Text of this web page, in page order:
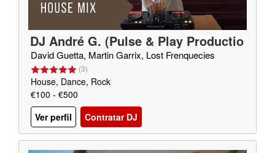
DJ André G. (Pulse & Play Productio
ns)
David Guetta, Martin Garrix, Lost Frenquecies
(3)
House, Dance, Rock
€100 - €500
Ver perfil
Contratar DJ